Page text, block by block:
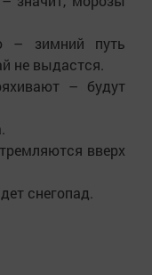
– зимний путь
не выдастся.
– будут
вверх
снегопад.